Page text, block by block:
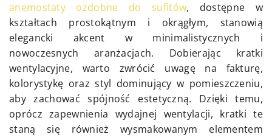
anemostaty ozdobne do sufitów, dostępne w
kształtach prostokątnym i okrągłym, stanowią
elegancki akcent w minimalistycznych i
nowoczesnych aranżacjach. Dobierając kratki
wentylacyjne, warto zwrócić uwagę na fakturę,
kolorystykę oraz styl dominujący w pomieszczeniu,
aby zachować spójność estetyczną. Dzięki temu,
oprócz zapewnienia wydajnej wentylacji, kratki te
staną się również wysmakowanym elementem